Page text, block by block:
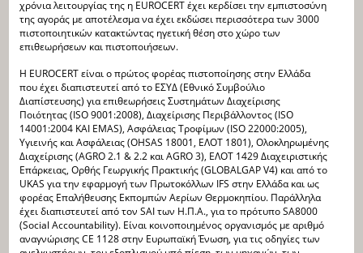
χρόνια λειτουργίας της η EUROCERT έχει κερδίσει την εμπιστοσύνη
της αγοράς με αποτέλεσμα να έχει εκδώσει περισσότερα των 3000
πιστοποιητικών κατακτώντας ηγετική θέση στο χώρο των
επιθεωρήσεων και πιστοποιήσεων.
Η EUROCERT είναι ο πρώτος φορέας πιστοποίησης στην Ελλάδα
που έχει διαπιστευτεί από το ΕΣΥΔ (Εθνικό Συμβούλιο
Διαπίστευσης) για επιθεωρήσεις Συστημάτων Διαχείρισης
Ποιότητας (ISO 9001:2008), Διαχείρισης Περιβάλλοντος (ISO
14001:2004 KAI EMAS), Ασφάλειας Τροφίμων (ISO 22000:2005),
Υγιεινής και Ασφάλειας (OHSAS 18001, ΕΛΟΤ 1801), Ολοκληρωμένης
Διαχείρισης (AGRO 2.1 & 2.2 και AGRO 3), ΕΛΟΤ 1429 Διαχειριστικής
Επάρκειας, Oρθής Γεωργικής Πρακτικής (GLOBALGAP V4) και από το
UKAS για την εφαρμογή των Πρωτοκόλλων IFS στην Ελλάδα και ως
φορέας Επαλήθευσης Εκπομπών Αερίων Θερμοκηπίου. Παράλληλα
έχει διαπιστευτεί από τον SAI των Η.Π.Α., για το πρότυπο SA8000
(Social Accountability). Είναι κοινοποιημένος οργανισμός με αριθμό
αναγνώρισης CE 1128 στην Ευρωπαϊκή Ένωση, για τις οδηγίες των